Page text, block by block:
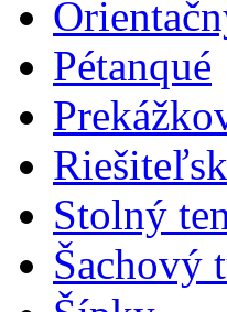
Pétanqué
Stolný
Šachový